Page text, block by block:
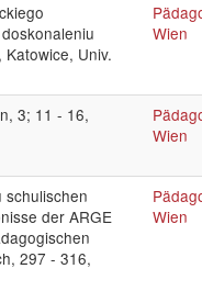
Univ.
Wien
3; 11 - 16,
Wien
schulischen
der ARGE
297 - 316,
Wien